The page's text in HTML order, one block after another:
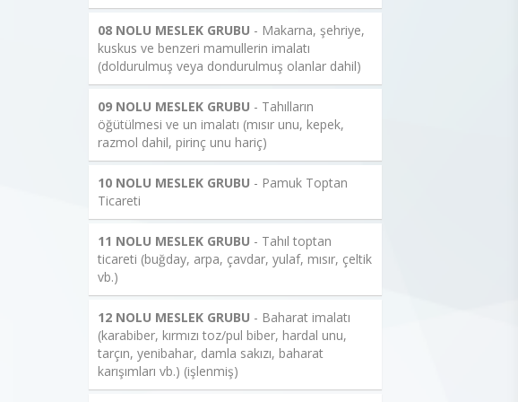
08 NOLU MESLEK GRUBU - Makarna, şehriye,
kuskus ve benzeri mamullerin imalatı
(doldurulmuş veya dondurulmuş olanlar dahil)
09 NOLU MESLEK GRUBU - Tahılların
öğütülmesi ve un imalatı (mısır unu, kepek,
razmol dahil, pirinç unu hariç)
10 NOLU MESLEK GRUBU - Pamuk Toptan
Ticareti
11 NOLU MESLEK GRUBU - Tahıl toptan
ticareti (buğday, arpa, çavdar, yulaf, mısır, çeltik
vb.)
12 NOLU MESLEK GRUBU - Baharat imalatı
(karabiber, kırmızı toz/pul biber, hardal unu,
tarçın, yenibahar, damla sakızı, baharat
karışımları vb.) (işlenmiş)